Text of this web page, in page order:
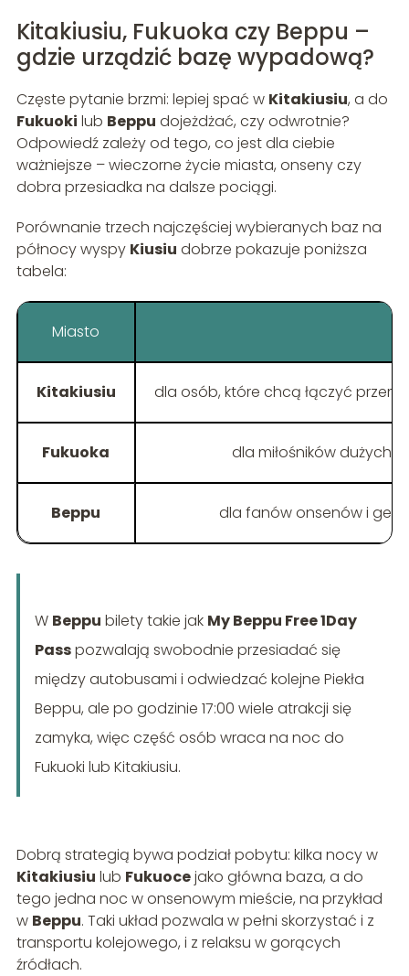
Kitakiusiu, Fukuoka czy Beppu –
gdzie urządzić bazę wypadową?
Częste pytanie brzmi: lepiej spać w Kitakiusiu, a do
Fukuoki lub Beppu dojeżdżać, czy odwrotnie?
Odpowiedź zależy od tego, co jest dla ciebie
ważniejsze – wieczorne życie miasta, onseny czy
dobra przesiadka na dalsze pociągi.
Porównanie trzech najczęściej wybieranych baz na
północy wyspy Kiusiu dobrze pokazuje poniższa
tabela:
Miasto
Kitakiusiu dla osób, które chcą łączyć
Fukuoka dla miłośników dużych
Beppu dla fanów onsenów i
W Beppu bilety takie jak My Beppu Free 1Day
Passpozwalają swobodnie przesiadać się
między autobusami i odwiedzać kolejne Piekła
Beppu, ale po godzinie 17:00 wiele atrakcji się
zamyka, więc część osób wraca na noc do
Fukuoki lub Kitakiusiu.
Dobrą strategią bywa podział pobytu: kilka nocy w
Kitakiusiu lub Fukuocejako główna baza, a do
tego jedna noc w onsenowym mieście, na przykład
w Beppu. Taki układ pozwala w pełni skorzystać i z
transportu kolejowego, i z relaksu w gorących
źródłach.